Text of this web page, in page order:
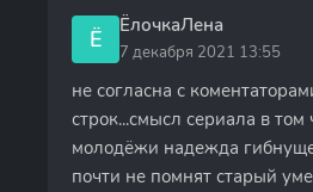
Ё ЁлочкаЛена
7 декабря 2021 13:55
не согласна с
строк...смысл сериала в
молодёжи надежда
почти не помнят старый